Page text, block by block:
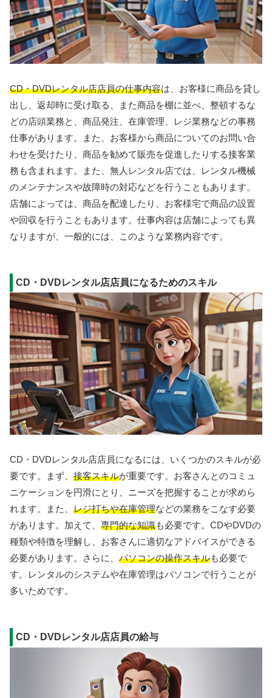
CD・DVDレンタル店店員の仕事内容は、お客様に商品を貸し
出し、返却時に受け取る、また商品を棚に並べ、整頓するな
どの店頭業務と、商品発注、在庫管理、レジ業務などの事務
仕事があります。また、お客様から商品についてのお問い合
わせを受けたり、商品を勧めて販売を促進したりする接客業
務も含まれます。また、無人レンタル店では、レンタル機械
のメンテナンスや故障時の対応などを行うこともあります。
店舗によっては、商品を配達したり、お客様宅で商品の設置
や回収を行うこともあります。仕事内容は店舗によっても異
なりますが、一般的には、このような業務内容です。
CD・DVDレンタル店店員になるためのスキル
CD・DVDレンタル店店員になるには、いくつかのスキルが必
要です。まず、 接客スキルが重要です。お客さんとのコミュ
ニケーションを円滑にとり、ニーズを把握することが求めら
れます。また、 レジ打ちや在庫管理などの業務をこなす必要
があります。加えて、 専門的な知識も必要です。CDやDVDの
種類や特徴を理解し、お客さんに適切なアドバイスができる
必要があります。さらに、 パソコンの操作スキルも必要で
す。レンタルのシステムや在庫管理はパソコンで行うことが
多いためです。
CD・DVDレンタル店店員の給与